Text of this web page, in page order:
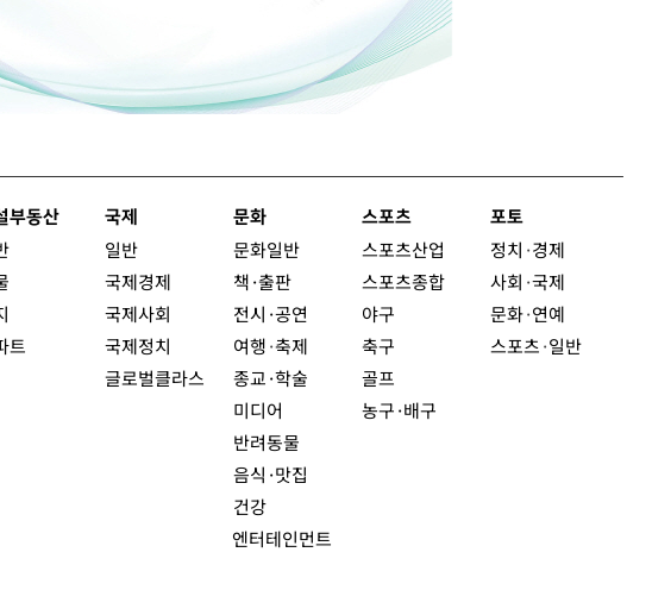
부동산
트
국제
일반
국제경제
국제사회
국제정치
글로벌클라스
문화
문화일반
책·출판
전시·공연
여행·축제
종교·학술
미디어
반려동물
음식·맛집
건강
엔터테인먼트
스포츠
스포츠산업
스포츠종합
야구
축구
골프
농구·배구
포토
정치 ·경제
사회 ·국제
문화·연예
스포츠·일반